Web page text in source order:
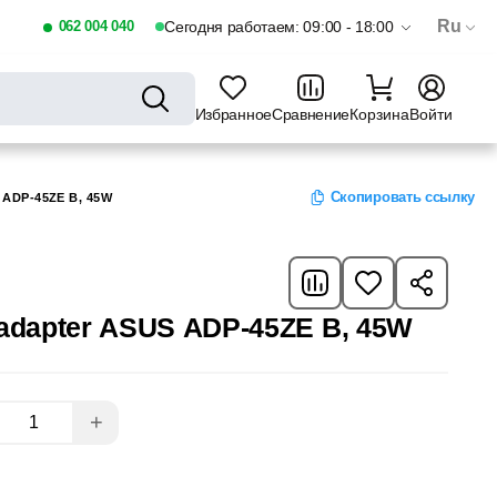
062 004 040 Сегодня работаем: 09:00 - 18:00 Ru
ИзбранноеСравнениеКорзинаВойти
45ZE B, 45W Скопировать ссылку
ASUS ADP-45ZE B, 45W
+